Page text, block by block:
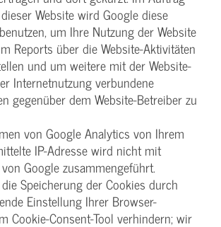
Website wird Google diese
um Ihre Nutzung der Website
Reports über die Website-Aktivitäten
und um weitere mit der Website-
Internetnutzung verbundene
gegenüber dem Website-Betreiber zu
von Google Analytics von Ihrem
IP-Adresse wird nicht mit
Google zusammengeführt.
Speicherung der Cookies durch
Einstellung Ihrer Browser-
Cookie-Consent-Tool verhindern; wir